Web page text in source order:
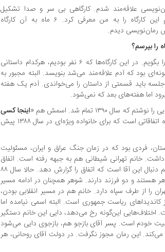
علاقه‌مند شدم. کارگاهی بی سر و صدا تشکیل
می‌شد. یکی از دوستانم این کارگاه را به من معرفی کرد. ۶ ماه به آن کارگاه
رمان‌نویسی دیدم.
را بپرسم؟
دوست ‌ندارد که نامش را بگویم. در این کارگاه‌ها که ۶ نفر بودیم، هرکدام داستانی
بود که ‌آدم علاقه‌مند می‌شد بنویسد. البته مجبور به
جلسه باید قسمتی از داستان را می‌خواندی. آدم یک هفته
اما هفته‌های بعد که نمی‌شود.
سال ۱۳۹۰ تمام شد. اسمش هم «
اینجا کسی
» است؛ درباره اتفاقاتی است که برای خانواده ویژه‌ای در سال ۱۳۸۸ پیش
فردی بود که در زمان جنگ عراق و ایران، مسئولیت
خانم تهرانی شیطانی هم به جبهه رفته است. اتفاق
امنیتی می‌افتد و این خانم دنبال این آقا است که اتفاق را گزارش دهد. حالا سال ۸۸
هستند و دو فرزند دارند. شوهر همچنان در ادامه مسیر
را از طرف سپاه دارد. خانم هم در مسیر انقلابی بودن،
کاندیداهای ریاست جمهوری است. البته اسمی نیامده اما
این‌گونه رخ می‌دهد، دایی این خانم دستگیر
خودم است. پسر آقای بازجو هم، بازجوی دایی می‌شود
می‌کند. این رمان مجوز نگرفت. در دولت آقای روحانی، هر